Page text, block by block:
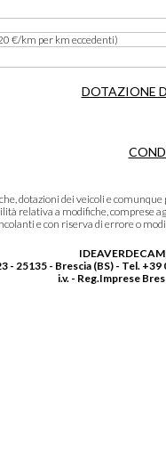
€/km per km eccedenti)
DOTAZIONE
dotazioni dei veicoli e
relativa a modifiche, comprese
e con riserva di errore o
- 25135 - Brescia (BS) - Tel.
i.v. - Reg.Imprese